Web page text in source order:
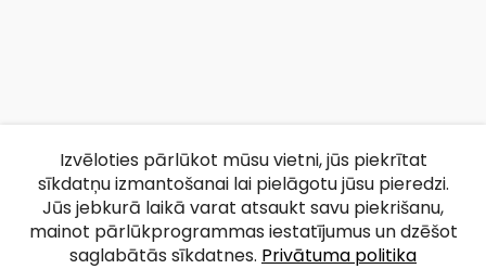
Izvēloties pārlūkot mūsu vietni, jūs piekrītat
sīkdatņu izmantošanai lai pielāgotu jūsu pieredzi.
Jūs jebkurā laikā varat atsaukt savu piekrišanu,
mainot pārlūkprogrammas iestatījumus un dzēšot
saglabātās sīkdatnes. Privātuma politika